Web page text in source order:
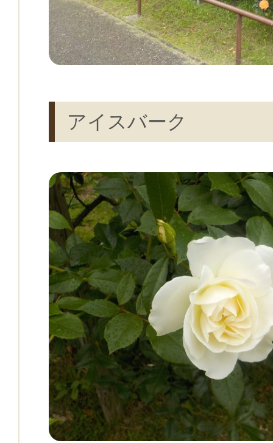
アイスバーク